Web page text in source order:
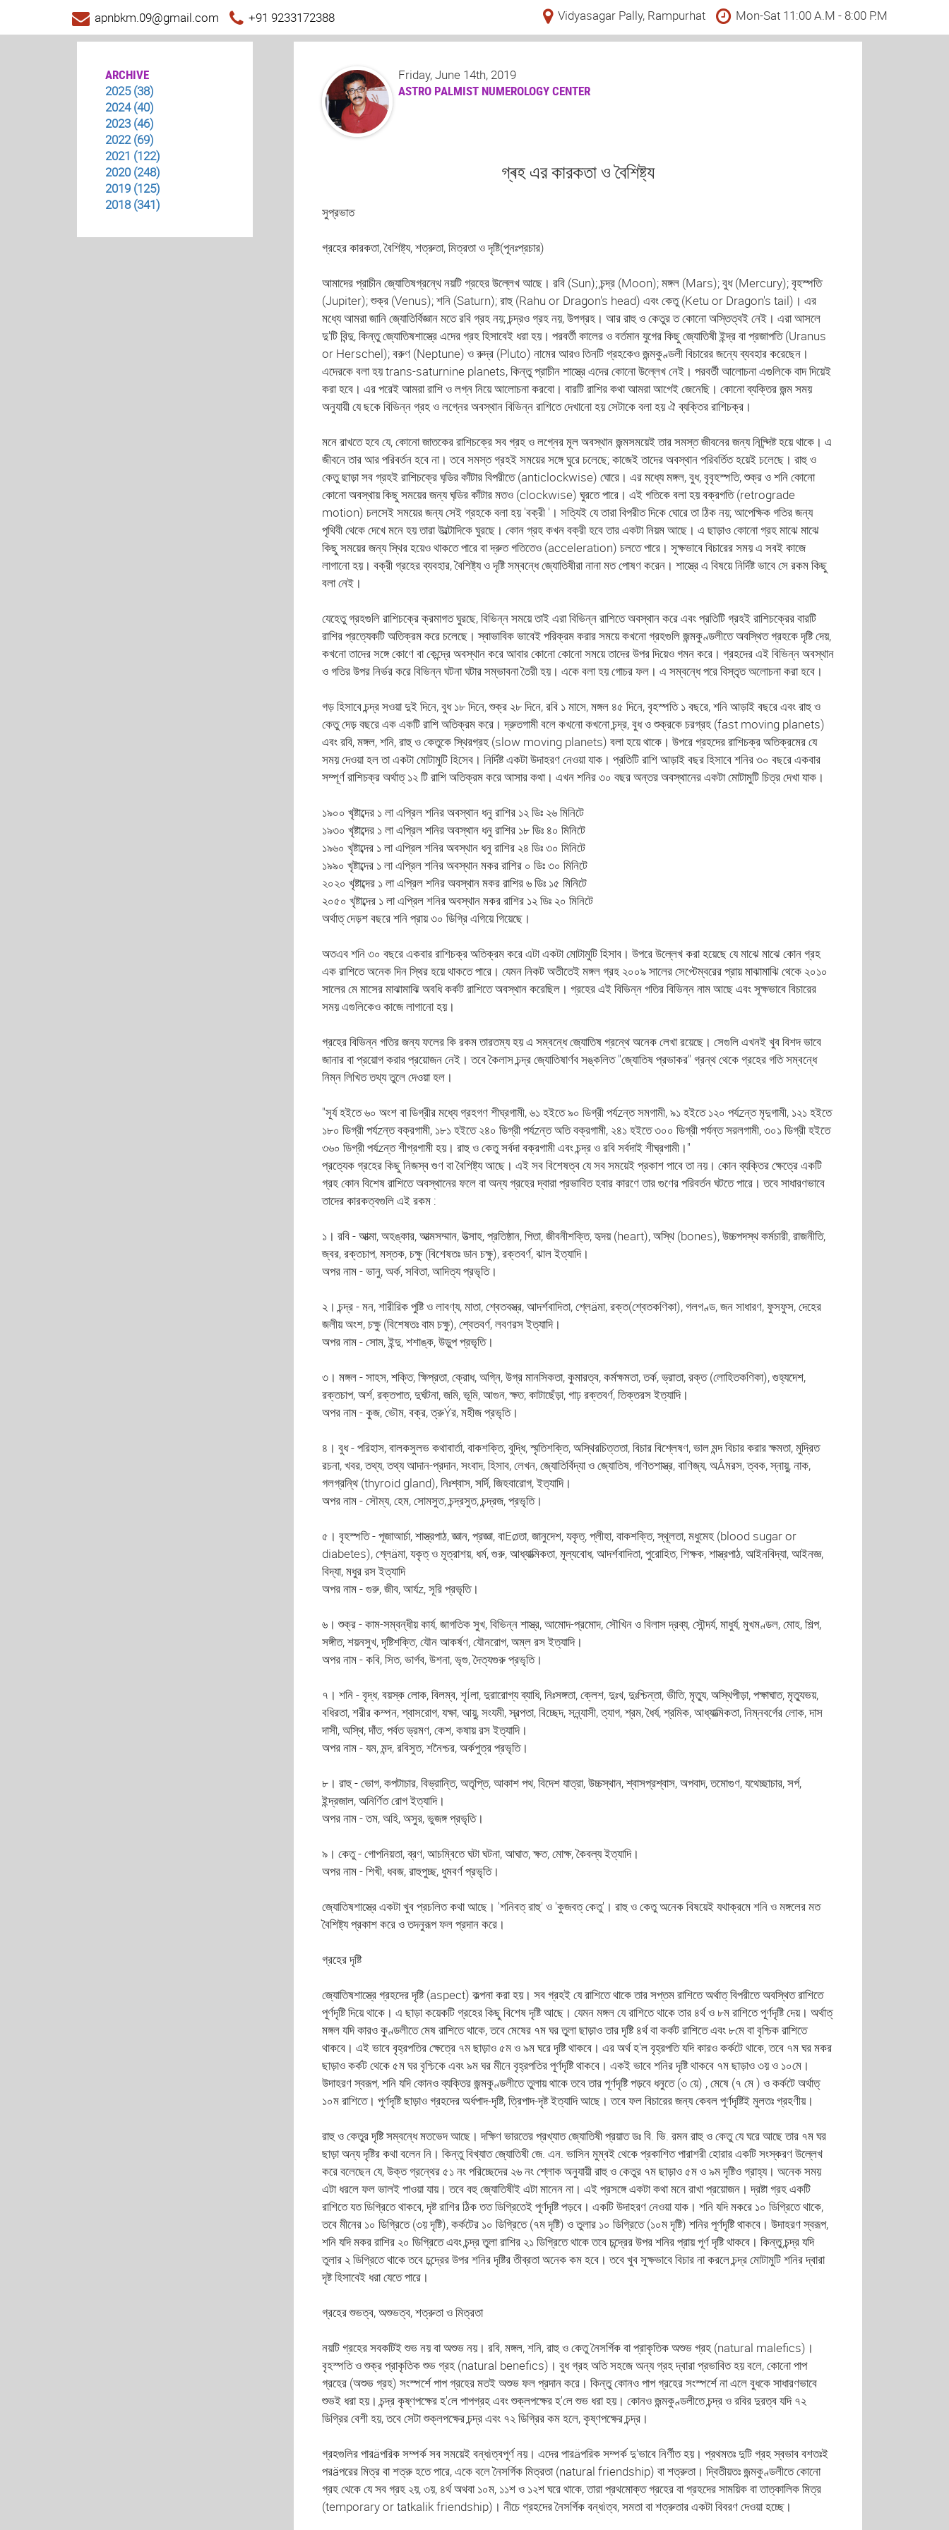
apnbkm.09@gmail.com +91 9233172388 Vidyasagar Pally, Rampurhat Mon-Sat 11:00 A.M - 8:00 P.M
ARCHIVE
2025 (38)
2024 (40)
2023 (46)
2022 (69)
2021 (122)
2020 (248)
2019 (125)
2018 (341)
Friday, June 14th, 2019
ASTRO PALMIST NUMEROLOGY CENTER
গ্ৰহ এর কারকতা ও বৈশিষ্ট্য
সুপ্রভাত
গ্রহের কারকতা, বৈশিষ্ট্য, শত্রুতা, মিত্রতা ও দৃষ্টি(পূনঃপ্রচার)
আমাদের প্রাচীন জ্যোতিষগ্রন্থে নয়টি গ্রহের উল্লেখ আছে। রবি (Sun); চন্দ্র (Moon); মঙ্গল (Mars); বুধ (Mercury); বৃহস্পতি
(Jupiter); শুক্র (Venus); শনি (Saturn); রাহু (Rahu or Dragon's head) এবং কেতু (Ketu or Dragon's tail)। এর
মধ্যে আমরা জানি জ্যোতির্বিজ্ঞান মতে রবি গ্রহ নয়; চন্দ্রও গ্রহ নয়, উপগ্রহ। আর রাহু ও কেতুর ত কোনো অস্তিত্বই নেই। এরা আসলে
দু'টি বিন্দু, কিন্তু জ্যোতিষশাস্ত্রে এদের গ্রহ হিসাবেই ধরা হয়। পরবর্তী কালের ও বর্তমান যুগের কিছু জ্যোতিষী ইন্দ্র বা প্রজাপতি (Uranus
or Herschel); বরুণ (Neptune) ও রুদ্র (Pluto) নামের আরও তিনটি গ্রহকেও জন্মকুণ্ডলী বিচারের জন্যে ব্যবহার করেছেন।
এদেরকে বলা হয় trans-saturnine planets, কিন্তু প্রাচীন শাস্ত্রে এদের কোনো উল্লেখ নেই। পরবর্তী আলোচনা এগুলিকে বাদ দিয়েই
করা হবে। এর পরেই আমরা রাশি ও লগ্ন নিয়ে আলোচনা করবো। বারটি রাশির কথা আমরা আগেই জেনেছি। কোনো ব্যক্তির জন্ম সময়
অনুযায়ী যে ছকে বিভিন্ন গ্রহ ও লগ্নের অবস্থান বিভিন্ন রাশিতে দেখানো হয় সেটাকে বলা হয় ঐ ব্যক্তির রাশিচক্র।
মনে রাখতে হবে যে, কোনো জাতকের রাশিচক্রে সব গ্রহ ও লগ্নের মূল অবস্থান জন্মসময়েই তার সমস্ত জীবনের জন্য নিদ্র্দিষ্ট হয়ে থাকে। এ
জীবনে তার আর পরিবর্তন হবে না। তবে সমস্ত গ্রহই সময়ের সঙ্গে ঘুরে চলেছে; কাজেই তাদের অবস্থান পরিবর্তিত হয়েই চলেছে। রাহু ও
কেতু ছাড়া সব গ্রহই রাশিচক্রে ঘডি়র কাঁটার বিপরীতে (anticlockwise) ঘোরে। এর মধ্যে মঙ্গল, বুধ, বৃবৃহস্পতি, শুক্র ও শনি কোনো
কোনো অবস্থায় কিছু সময়ের জন্য ঘডি়র কাঁটার মতও (clockwise) ঘুরতে পারে। এই গতিকে বলা হয় বক্রগতি (retrograde
motion) চলসেই সময়ের জন্য সেই গ্রহকে বলা হয় 'বক্রী '। সত্যিই যে তারা বিপরীত দিকে ঘোরে তা ঠিক নয়; আপেক্ষিক গতির জন্য
পৃথিবী থেকে দেখে মনে হয় তারা উল্টোদিকে ঘুরছে। কোন গ্রহ কখন বক্রী হবে তার একটা নিয়ম আছে। এ ছাড়াও কোনো গ্রহ মাঝে মাঝে
কিছু সময়ের জন্য স্থির হয়েও থাকতে পারে বা দ্রুত গতিতেও (acceleration) চলতে পারে। সূক্ষভাবে বিচারের সময় এ সবই কাজে
লাগানো হয়। বক্রী গ্রহের ব্যবহার, বৈশিষ্ট্য ও দৃষ্টি সম্বন্ধে জ্যোতিষীরা নানা মত পোষণ করেন। শাস্ত্রে এ বিষয়ে নির্দিষ্ট ভাবে সে রকম কিছু
বলা নেই।
যেহেতু গ্রহগুলি রাশিচক্রে ক্রমাগত ঘুরছে, বিভিন্ন সময়ে তাই এরা বিভিন্ন রাশিতে অবস্থান করে এবং প্রতিটি গ্রহই রাশিচক্রের বারটি
রাশির প্রত্যেকটি অতিক্রম করে চলেছে। স্বাভাবিক ভাবেই পরিক্রম করার সময়ে কখনো গ্রহগুলি জন্মকুণ্ডলীতে অবস্থিত গ্রহকে দৃষ্টি দেয়,
কখনো তাদের সঙ্গে কোণে বা কেন্দ্রে অবস্থান করে আবার কোনো কোনো সময়ে তাদের উপর দিয়েও গমন করে। গ্রহদের এই বিভিন্ন অবস্থান
ও গতির উপর নির্ভর করে বিভিন্ন ঘটনা ঘটার সম্ভাবনা তৈরী হয়। একে বলা হয় গোচর ফল। এ সম্বন্ধে পরে বিস্তৃত অলোচনা করা হবে।
গড় হিসাবে চন্দ্র সওয়া দুই দিনে, বুধ ১৮ দিনে, শুক্র ২৮ দিনে, রবি ১ মাসে, মঙ্গল ৪৫ দিনে, বৃহস্পতি ১ বছরে, শনি আড়াই বছরে এবং রাহু ও
কেতু দেড় বছরে এক একটি রাশি অতিক্রম করে। দ্রুতগামী বলে কখনো কখনো চন্দ্র, বুধ ও শুক্রকে চরগ্রহ (fast moving planets)
এবং রবি, মঙ্গল, শনি, রাহু ও কেতুকে স্থিরগ্রহ (slow moving planets) বলা হয়ে থাকে। উপরে গ্রহদের রাশিচক্র অতিক্রমের যে
সময় দেওয়া হল তা একটা মোটামুটি হিসেব। নির্দিষ্ট একটা উদাহরণ নেওয়া যাক। প্রতিটি রাশি আড়াই বছর হিসাবে শনির ৩০ বছরে একবার
সম্পূর্ণ রাশিচক্র অর্থাত্ ১২ টি রাশি অতিক্রম করে আসার কথা। এখন শনির ৩০ বছর অন্তর অবস্থানের একটা মোটামুটি চিত্র দেখা যাক।
১৯০০ খৃষ্টাব্দের ১ লা এপ্রিল শনির অবস্থান ধনু রাশির ১২ ডিঃ ২৬ মিনিটে
১৯৩০ খৃষ্টাব্দের ১ লা এপ্রিল শনির অবস্থান ধনু রাশির ১৮ ডিঃ ৪০ মিনিটে
১৯৬০ খৃষ্টাব্দের ১ লা এপ্রিল শনির অবস্থান ধনু রাশির ২৪ ডিঃ ৩০ মিনিটে
১৯৯০ খৃষ্টাব্দের ১ লা এপ্রিল শনির অবস্থান মকর রাশির ০ ডিঃ ৩০ মিনিটে
২০২০ খৃষ্টাব্দের ১ লা এপ্রিল শনির অবস্থান মকর রাশির ৬ ডিঃ ১৫ মিনিটে
২০৫০ খৃষ্টাব্দের ১ লা এপ্রিল শনির অবস্থান মকর রাশির ১২ ডিঃ ২০ মিনিটে
অর্থাত্ দেড়শ বছরে শনি প্রায় ৩০ ডিগ্রি এগিয়ে গিয়েছে।
অতএব শনি ৩০ বছরে একবার রাশিচক্র অতিক্রম করে এটা একটা মোটামুটি হিসাব। উপরে উল্লেখ করা হয়েছে যে মাঝে মাঝে কোন গ্রহ
এক রাশিতে অনেক দিন স্থির হয়ে থাকতে পারে। যেমন নিকট অতীতেই মঙ্গল গ্রহ ২০০৯ সালের সেপ্টেম্বরের প্রায় মাঝামাঝি থেকে ২০১০
সালের মে মাসের মাঝামাঝি অবধি কর্কট রাশিতে অবস্থান করেছিল। গ্রহের এই বিভিন্ন গতির বিভিন্ন নাম আছে এবং সূক্ষভাবে বিচারের
সময় এগুলিকেও কাজে লাগানো হয়।
গ্রহের বিভিন্ন গতির জন্য ফলের কি রকম তারতম্য হয় এ সম্বন্ধে জ্যোতিষ গ্রন্থে অনেক লেখা রয়েছে। সেগুলি এখনই খুব বিশদ ভাবে
জানার বা প্রয়োগ করার প্রয়োজন নেই। তবে কৈলাস চন্দ্র জ্যোতিষার্ণব সঙ্কলিত "জ্যোতিষ প্রভাকর" গ্রন্থ থেকে গ্রহের গতি সম্বন্ধে
নিম্ন লিখিত তথ্য তুলে দেওয়া হল।
"সূর্য হইতে ৬০ অংশ বা ডিগ্রীর মধ্যে গ্রহগণ শীঘ্রগামী, ৬১ হইতে ৯০ ডিগ্রী পর্যzন্ত সমগামী, ৯১ হইতে ১২০ পর্যzন্ত মৃদুগামী, ১২১ হইতে
১৮০ ডিগ্রী পর্যzন্ত বক্রগামী, ১৮১ হইতে ২৪০ ডিগ্রী পর্যzন্ত অতি বক্রগামী, ২৪১ হইতে ৩০০ ডিগ্রী পর্যন্ত সরলগামী, ৩০১ ডিগ্রী হইতে
৩৬০ ডিগ্রী পর্যzন্ত শীগ্রগামী হয়। রাহু ও কেতু সর্বদা বক্রগামী এবং চন্দ্র ও রবি সর্বদাই শীঘ্রগামী।"
প্রত্যেক গ্রহের কিছু নিজস্ব গুণ বা বৈশিষ্ট্য আছে। এই সব বিশেষত্ব যে সব সময়েই প্রকাশ পাবে তা নয়। কোন ব্যক্তির ক্ষেত্রে একটি
গ্রহ কোন বিশেষ রাশিতে অবস্থানের ফলে বা অন্য গ্রহের দ্বারা প্রভাবিত হবার কারণে তার গুণের পরিবর্তন ঘটতে পারে। তবে সাধারণভাবে
তাদের কারকত্বগুলি এই রকম :
১। রবি - আত্মা, অহঙ্কার, আত্মসম্মান, উত্সাহ, প্রতিষ্ঠান, পিতা, জীবনীশক্তি, হৃদয় (heart), অস্থি (bones), উচ্চপদস্থ কর্মচারী, রাজনীতি,
জ্বর, রক্তচাপ, মস্তক, চক্ষু (বিশেষতঃ ডান চক্ষু), রক্তবর্ণ, ঝাল ইত্যাদি।
অপর নাম - ভানু, অর্ক, সবিতা, আদিত্য প্রভৃতি।
২। চন্দ্র - মন, শারীরিক পুষ্টি ও লাবণ্য, মাতা, শ্বেতবস্ত্র, আদর্শবাদিতা, শ্লেäমা, রক্ত(শ্বেতকণিকা), গলগণ্ড, জন সাধারণ, ফুসফুস, দেহের
জলীয় অংশ, চক্ষু (বিশেষতঃ বাম চক্ষু), শ্বেতবর্ণ, লবণরস ইত্যাদি।
অপর নাম - সোম, ইন্দু, শশাঙ্ক, উড়ুপ প্রভৃতি।
৩। মঙ্গল - সাহস, শক্তি, ক্ষিপ্রতা, ক্রোধ, অগ্নি, উগ্র মানসিকতা, কুমারত্ব, কর্মক্ষমতা, তর্ক, ভ্রাতা, রক্ত (লোহিতকণিকা), গুহ্যদেশ,
রক্তচাপ, অর্শ, রক্তপাত, দুর্ঘটনা, জমি, ভূমি, আগুন, ক্ষত, কাটাছেঁড়া, গাঢ় রক্তবর্ণ, তিক্তরস ইত্যাদি।
অপর নাম - কুজ, ভৌম, বক্র, ত্রুÝর, মহীজ প্রভৃতি।
৪। বুধ - পরিহাস, বালকসুলভ কথাবার্তা, বাকশক্তি, বুদ্ধি, স্মৃতিশক্তি, অস্থিরচিত্ততা, বিচার বিশ্লেষণ, ভাল মন্দ বিচার করার ক্ষমতা, মুদ্রিত
রচনা, খবর, তথ্য, তথ্য আদান-প্রদান, সংবাদ, হিসাব, লেখন, জ্যোতির্বিদ্যা ও জ্যোতিষ, গণিতশাস্ত্র, বাণিজ্য, অÂমরস, ত্বক, স্নায়ু, নাক,
গলগ্রন্থি (thyroid gland), নিঃশ্বাস, সর্দি, জিহবারোগ, ইত্যাদি।
অপর নাম - সৌম্য, হেম, সোমসুত, চন্দ্রসুত, চন্দ্রজ, প্রভৃতি।
৫। বৃহস্পতি - পূজাআর্চা, শাস্ত্রপাঠ, জ্ঞান, প্রজ্ঞা, বাEøতা, জানুদেশ, যকৃত্, প্লীহা, বাকশক্তি, স্থূলতা, মধুমেহ (blood sugar or
diabetes), শ্লেäমা, যকৃত্ ও মূত্রাশয়, ধর্ম, গুরু, আধ্যাত্মিকতা, মূল্যবোধ, আদর্শবাদিতা, পুরোহিত, শিক্ষক, শাস্ত্রপাঠ, আইনবিদ্যা, আইনজ্ঞ,
বিদ্যা, মধুর রস ইত্যাদি
অপর নাম - গুরু, জীব, আর্যz, সূরি প্রভৃতি।
৬। শুক্র - কাম-সম্বন্ধীয় কার্য, জাগতিক সুখ, বিভিন্ন শাস্ত্র, আমোদ-প্রমোদ, সৌখিন ও বিলাস দ্রব্য, সৌন্দর্য, মাধুর্য, মুখমণ্ডল, মোহ, শিল্প,
সঙ্গীত, শয়নসুখ, দৃষ্টিশক্তি, যৌন আকর্ষণ, যৌনরোগ, অম্ল রস ইত্যাদি।
অপর নাম - কবি, সিত, ভার্গব, উশনা, ভৃগু, দৈত্যগুরু প্রভৃতি।
৭। শনি - বৃদ্ধ, বয়স্ক লোক, বিলম্ব, শৃÍলা, দুরারোগ্য ব্যাধি, নিঃসঙ্গতা, ক্লেশ, দুঃখ, দুঃশ্চিন্তা, ভীতি, মৃত্যু, অস্থিপীড়া, পক্ষাঘাত, মৃত্যুভয়,
বধিরতা, শরীর কম্পন, শ্বাসরোগ, যক্ষা, আয়ু, সংযমী, স্বল্পতা, বিচ্ছেদ, সন্ন্যাসী, ত্যাগ, শ্রম, ধৈর্য, শ্রমিক, আধ্যাত্মিকতা, নিম্নবর্গের লোক, দাস
দাসী, অস্থি, দাঁত, পর্বত ভ্রমণ, কেশ, কষায় রস ইত্যাদি।
অপর নাম - যম, মন্দ, রবিসুত, শনৈশ্চর, অর্কপুত্র প্রভৃতি।
৮। রাহু - ভোগ, কপটাচার, বিভ্রান্তি, অতৃপ্তি, আকাশ পথ, বিদেশ যাত্রা, উচ্চস্থান, শ্বাসপ্রশ্বাস, অপবাদ, তমোগুণ, যথেচ্ছাচার, সর্প,
ইন্দ্রজাল, অনির্ণিত রোগ ইত্যাদি।
অপর নাম - তম, অহি, অসুর, ভুজঙ্গ প্রভৃতি।
৯। কেতু - গোপনিয়তা, ব্রণ, আচম্বিতে ঘটা ঘটনা, আঘাত, ক্ষত, মোক্ষ, কৈবল্য ইত্যাদি।
অপর নাম - শিখী, ধবজ, রাহুপুচ্ছ, ধুমবর্ণ প্রভৃতি।
জ্যোতিষশাস্ত্রে একটা খুব প্রচলিত কথা আছে। 'শনিবত্ রাহু' ও 'কুজবত্ কেতু'। রাহু ও কেতু অনেক বিষয়েই যথাক্রমে শনি ও মঙ্গলের মত
বৈশিষ্ট্য প্রকাশ করে ও তদনুরূপ ফল প্রদান করে।
গ্রহের দৃষ্টি
জ্যোতিষশাস্ত্রে গ্রহদের দৃষ্টি (aspect) কল্পনা করা হয়। সব গ্রহই যে রাশিতে থাকে তার সপ্তম রাশিতে অর্থাত্ বিপরীতে অবস্থিত রাশিতে
পূর্ণদৃষ্টি দিয়ে থাকে। এ ছাড়া কয়েকটি গ্রহের কিছু বিশেষ দৃষ্টি আছে। যেমন মঙ্গল যে রাশিতে থাকে তার ৪র্থ ও ৮ম রাশিতে পূর্ণদৃষ্টি দেয়। অর্থাত্
মঙ্গল যদি কারও কুণ্ডলীতে মেষ রাশিতে থাকে, তবে মেষের ৭ম ঘর তুলা ছাড়াও তার দৃষ্টি ৪র্থ বা কর্কট রাশিতে এবং ৮মে বা বৃশ্চিক রাশিতে
থাকবে। এই ভাবে বৃহ্রপতির ক্ষেত্রে ৭ম ছাড়াও ৫ম ও ৯ম ঘরে দৃষ্টি থাকবে। এর অর্থ হ'ল বৃহ্রপতি যদি কারও কর্কটে থাকে, তবে ৭ম ঘর মকর
ছাড়াও কর্কট থেকে ৫ম ঘর বৃশ্চিকে এবং ৯ম ঘর মীনে বৃহ্রপতির পূর্ণদৃষ্টি থাকবে। একই ভাবে শনির দৃষ্টি থাকবে ৭ম ছাড়াও ৩য় ও ১০মে।
উদাহরণ স্বরূপ, শনি যদি কোনও ব্যক্তির জন্মকুণ্ডলীতে তুলায় থাকে তবে তার পূর্ণদৃষ্টি পড়বে ধনুতে (৩ য়ে) , মেষে (৭ মে ) ও কর্কটে অর্থাত্
১০ম রাশিতে। পূর্ণদৃষ্টি ছাড়াও গ্রহদের অর্ধপাদ-দৃষ্টি, ত্রিপাদ-দৃষ্ট ইত্যাদি আছে। তবে ফল বিচারের জন্য কেবল পূর্ণদৃষ্টিই মুলতঃ গ্রহণীয়।
রাহু ও কেতুর দৃষ্টি সম্বন্ধে মতভেদ আছে। দক্ষিণ ভারতের প্রখ্যাত জ্যোতিষী প্রয়াত ডঃ বি. ভি. রমন রাহু ও কেতু যে ঘরে আছে তার ৭ম ঘর
ছাড়া অন্য দৃষ্টির কথা বলেন নি। কিন্তু বিখ্যাত জ্যোতিষী জে. এন. ভাসিন মুম্বই থেকে প্রকাশিত পারাশরী হোরার একটি সংস্করণ উল্লেখ
করে বলেছেন যে, উক্ত গ্রন্থের ৫১ নং পরিচ্ছেদের ২৬ নং শ্লোক অনুযায়ী রাহু ও কেতুর ৭ম ছাড়াও ৫ম ও ৯ম দৃষ্টিও গ্রাহ্য। অনেক সময়
এটা ধরলে ফল ভালই পাওয়া যায়। তবে বহু জ্যোতিষীই এটা মানেন না। এই প্রসঙ্গে একটা কথা মনে রাখা প্রয়োজন। দ্রষ্টা গ্রহ একটি
রাশিতে যত ডিগ্রিতে থাকবে, দৃষ্ট রাশির ঠিক তত ডিগ্রিতেই পূর্ণদৃষ্টি পড়বে। একটি উদাহরণ নেওয়া যাক। শনি যদি মকরে ১০ ডিগ্রিতে থাকে,
তবে মীনের ১০ ডিগ্রিতে (৩য় দৃষ্টি), কর্কটের ১০ ডিগ্রিতে (৭ম দৃষ্টি) ও তুলার ১০ ডিগ্রিতে (১০ম দৃষ্টি) শনির পূর্ণদৃষ্টি থাকবে। উদাহরণ স্বরূপ,
শনি যদি মকর রাশির ২০ ডিগ্রিতে এবং চন্দ্র তুলা রাশির ২১ ডিগ্রিতে থাকে তবে চন্দ্রের উপর শনির প্রায় পূর্ণ দৃষ্টি থাকবে। কিন্তু চন্দ্র যদি
তুলার ২ ডিগ্রিতে থাকে তবে চন্দ্রের উপর শনির দৃষ্টির তীব্রতা অনেক কম হবে। তবে খুব সূক্ষভাবে বিচার না করলে চন্দ্র মোটামুটি শনির দ্বারা
দৃষ্ট হিসাবেই ধরা যেতে পারে।
গ্রহের শুভত্ব, অশুভত্ব, শত্রুতা ও মিত্রতা
নয়টি গ্রহের সবকটিই শুভ নয় বা অশুভ নয়। রবি, মঙ্গল, শনি, রাহু ও কেতু নৈসর্গিক বা প্রাকৃতিক অশুভ গ্রহ (natural malefics)।
বৃহস্পতি ও শুক্র প্রাকৃতিক শুভ গ্রহ (natural benefics)। বুধ গ্রহ অতি সহজে অন্য গ্রহ দ্বারা প্রভাবিত হয় বলে, কোনো পাপ
গ্রহের (অশুভ গ্রহ) সংস্পর্শে পাপ গ্রহের মতই অশুভ ফল প্রদান করে। কিন্তু কোনও পাপ গ্রহের সংস্পর্শে না এলে বুধকে সাধারণভাবে
শুভই ধরা হয়। চন্দ্র কৃষ্ণপক্ষের হ'লে পাপগ্রহ এবং শুক্লপক্ষের হ'লে শুভ ধরা হয়। কোনও জন্মকুণ্ডলীতে চন্দ্র ও রবির দুরত্ব যদি ৭২
ডিগ্রির বেশী হয়, তবে সেটা শুক্লপক্ষের চন্দ্র এবং ৭২ ডিগ্রির কম হলে, কৃষ্ণপক্ষের চন্দ্র।
গ্রহগুলির পারäপরিক সম্পর্ক সব সময়েই বন্ধìত্বপূর্ণ নয়। এদের পারäপরিক সম্পর্ক দু'ভাবে নির্ণীত হয়। প্রথমতঃ দুটি গ্রহ স্বভাব বশতঃই
পরäপরের মিত্র বা শত্রু হতে পারে, একে বলে নৈসর্গিক মিত্রতা (natural friendship) বা শত্রুতা। দ্বিতীয়তঃ জন্মকুণ্ডলীতে কোনো
গ্রহ থেকে যে সব গ্রহ ২য়, ৩য়, ৪র্থ অথবা ১০ম, ১১শ ও ১২শ ঘরে থাকে, তারা প্রথমোক্ত গ্রহের বা গ্রহদের সাময়িক বা তাত্কালিক মিত্র
(temporary or tatkalik friendship)। নীচে গ্রহদের নৈসর্গিক বন্ধìত্ব, সমতা বা শত্রুতার একটা বিবরণ দেওয়া হচ্ছে।